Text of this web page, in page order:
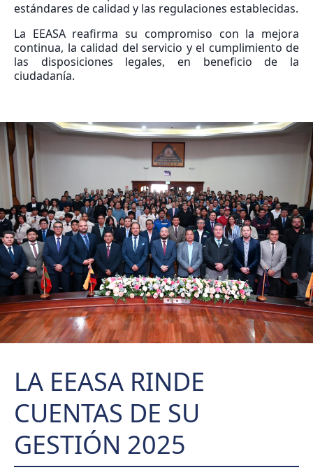
estándares de calidad y las regulaciones establecidas.
La EEASA reafirma su compromiso con la mejora
continua, la calidad del servicio y el cumplimiento de
las disposiciones legales, en beneficio de la
ciudadanía.
LA EEASA RINDE
CUENTAS DE SU
GESTIÓN 2025